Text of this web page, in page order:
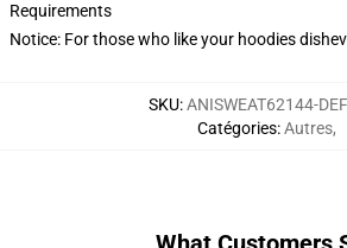
Requirements
Notice: For those who like your hoodies
SKU:ANISWEAT62144-
Catégories:Autres,